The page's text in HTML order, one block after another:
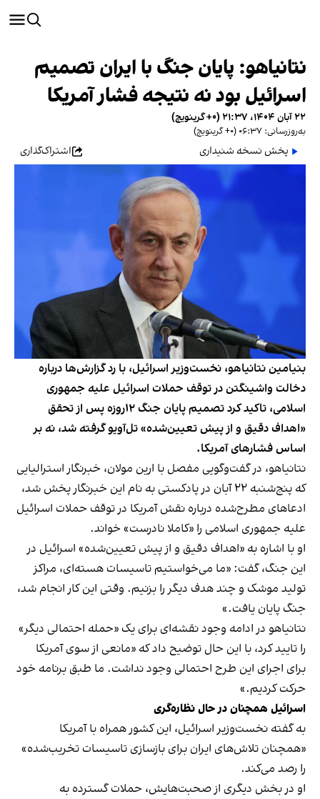
نتانیاهو: پایان جنگ با ایران تصمیم
اسرائیل بود نه نتیجه فشار آمریکا
۲۲ آبان ۱۴۰۴، ۲۱:۳۷ (‎+۰ گرینویچ)
به‌روزرسانی: ۰۶:۳۷ (‎+۰ گرینویچ)
پخش نسخه شنیداری اشتراک‌گذاری
بنیامین نتانیاهو، نخست‌وزیر اسرائیل، با رد گزارش‌ها درباره
دخالت واشینگتن در توقف حملات اسرائیل علیه جمهوری
اسلامی، تاکید کرد تصمیم پایان جنگ ۱۲روزه پس از تحقق
«اهداف دقیق و از پیش تعیین‌شده» تل‌آویو گرفته شد، نه بر
اساس فشارهای آمریکا.
نتانیاهو، در گفت‌وگویی مفصل با ارین مولان، خبرنگار استرالیایی
که پنج‌شنبه ۲۲ آبان در پادکستی به نام این خبرنگار پخش شد،
ادعاهای مطرح‌شده درباره نقش آمریکا در توقف حملات اسرائیل
علیه جمهوری اسلامی را «کاملا نادرست» خواند.
او با اشاره به «اهداف دقیق و از پیش تعیین‌شده» اسرائیل در
این جنگ، گفت: «ما می‌خواستیم تاسیسات هسته‌ای، مراکز
تولید موشک و چند هدف دیگر را بزنیم. وقتی این کار انجام شد،
جنگ پایان یافت.»
نتانیاهو در ادامه وجود نقشه‌ای برای یک «حمله احتمالی دیگر»
را تایید کرد، با این حال توضیح داد که «مانعی از سوی آمریکا
برای اجرای این طرح احتمالی وجود نداشت. ما طبق برنامه خود
حرکت کردیم.»
اسرائیل همچنان در حال نظاره‌گری
به گفته نخست‌وزیر اسرائیل، این کشور همراه با آمریکا
«همچنان تلاش‌های ایران برای بازسازی تاسیسات تخریب‌شده»
را رصد می‌کند.
او در بخش دیگری از صحبت‌هایش، حملات گسترده به